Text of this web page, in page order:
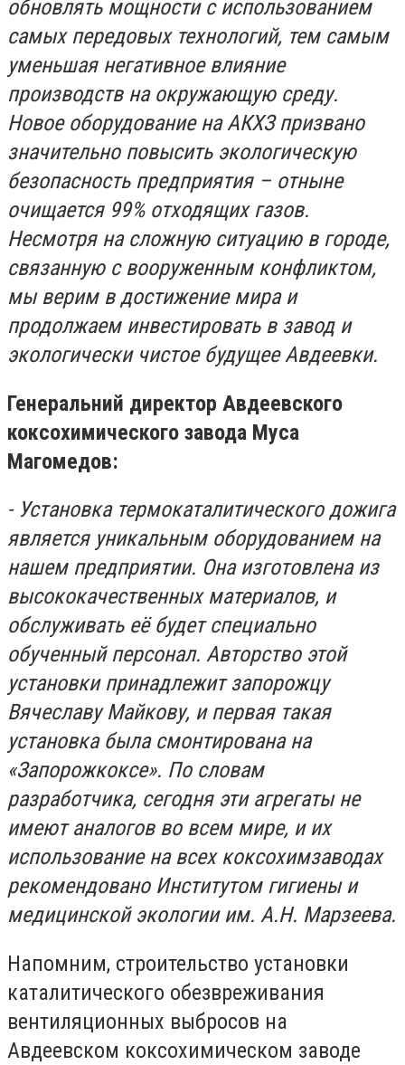
обновлять мощности с использованием
самых передовых технологий, тем самым
уменьшая негативное влияние
производств на окружающую среду.
Новое оборудование на АКХЗ призвано
значительно повысить экологическую
безопасность предприятия – отныне
очищается 99% отходящих газов.
Несмотря на сложную ситуацию в городе,
связанную с вооруженным конфликтом,
мы верим в достижение мира и
продолжаем инвестировать в завод и
экологически чистое будущее Авдеевки.
Генеральний директор Авдеевского
коксохимического завода Муса
Магомедов:
- Установка термокаталитического дожига
является уникальным оборудованием на
нашем предприятии. Она изготовлена из
высококачественных материалов, и
обслуживать её будет специально
обученный персонал. Авторство этой
установки принадлежит запорожцу
Вячеславу Майкову, и первая такая
установка была смонтирована на
«Запорожкоксе». По словам
разработчика, сегодня эти агрегаты не
имеют аналогов во всем мире, и их
использование на всех коксохимзаводах
рекомендовано Институтом гигиены и
медицинской экологии им. А.Н. Марзеева.
Напомним, строительство установки
каталитического обезвреживания
вентиляционных выбросов на
Авдеевском коксохимическом заводе